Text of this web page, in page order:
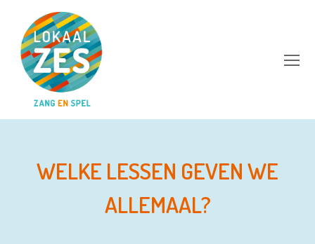
WELKE LESSEN GEVEN WE
ALLEMAAL?